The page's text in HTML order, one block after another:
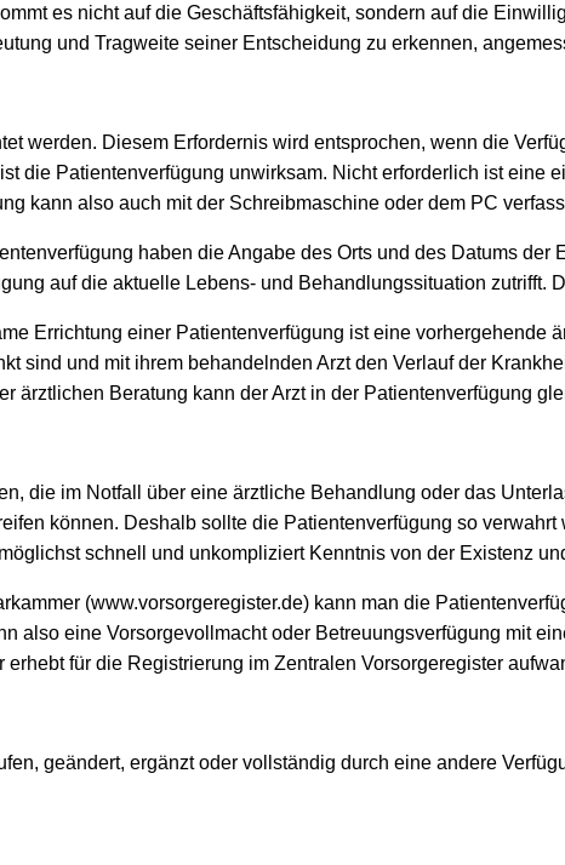
es nicht auf die Geschäftsfähigkeit, sondern auf die
und Tragweite seiner Entscheidung zu erkennen,
werden. Diesem Erfordernis wird entsprochen, wenn die
die Patientenverfügung unwirksam. Nicht erforderlich ist
kann also auch mit der Schreibmaschine oder dem PC
haben die Angabe des Orts und des Datums
auf die aktuelle Lebens- und Behandlungssituation zutrifft.
Errichtung einer Patientenverfügung ist eine vorhergehende
sind und mit ihrem behandelnden Arzt den Verlauf der
ärztlichen Beratung kann der Arzt in der Patientenverfügung
die im Notfall über eine ärztliche Behandlung oder das
können. Deshalb sollte die Patientenverfügung so
schnell und unkompliziert Kenntnis von der Existenz
(www.vorsorgeregister.de) kann man die
also eine Vorsorgevollmacht oder Betreuungsverfügung mit
für die Registrierung im Zentralen Vorsorgeregister
geändert, ergänzt oder vollständig durch eine andere